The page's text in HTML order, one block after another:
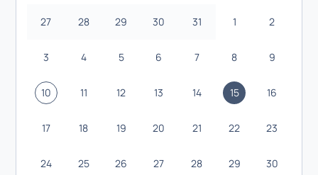
27 28 29 30 31 1 2
3 4 5 6 7 8 9
10 11 12 13 14 15 16
17 18 19 20 21 22 23
24 25 26 27 28 29 30